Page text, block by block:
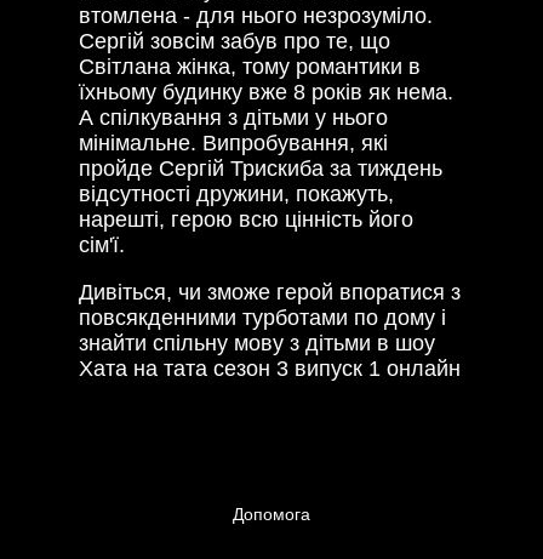
втомлена - для нього незрозуміло.
Сергій зовсім забув про те, що
Світлана жінка, тому романтики в
їхньому будинку вже 8 років як нема.
А спілкування з дітьми у нього
мінімальне. Випробування, які
пройде Сергій Трискиба за тиждень
відсутності дружини, покажуть,
нарешті, герою всю цінність його
сім'ї.
Дивіться, чи зможе герой впоратися з
повсякденними турботами по дому і
знайти спільну мову з дітьми в шоу
Хата на тата сезон 3 випуск 1 онлайн
Допомога